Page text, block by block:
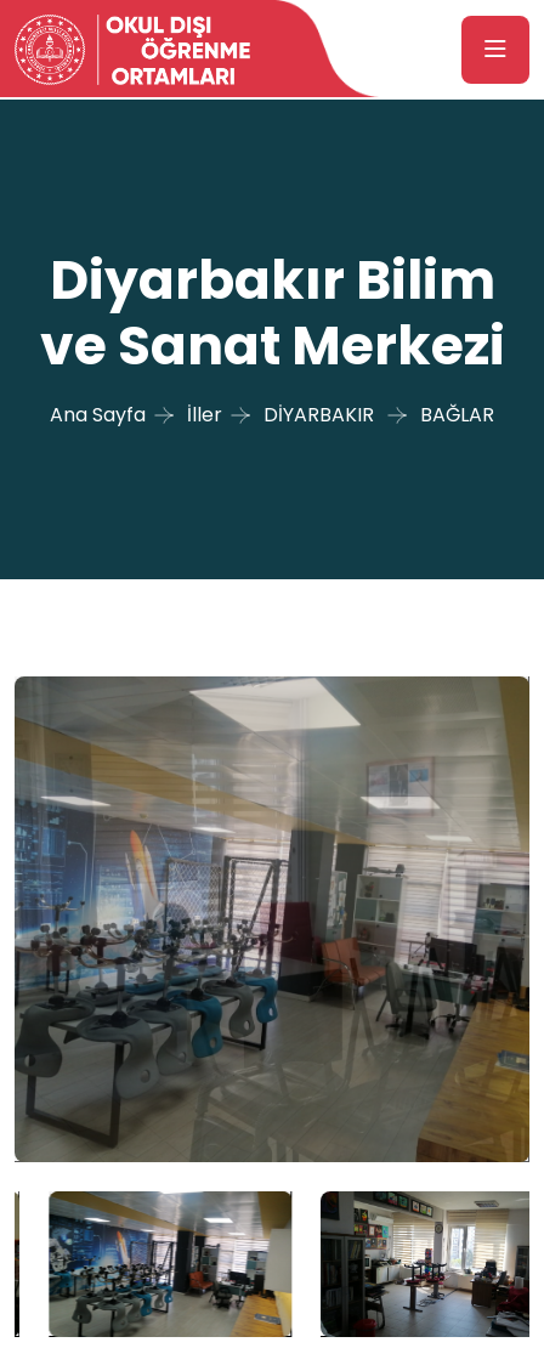
Diyarbakır Bilim
ve Sanat Merkezi
Ana Sayfa İller DİYARBAKIR BAĞLAR